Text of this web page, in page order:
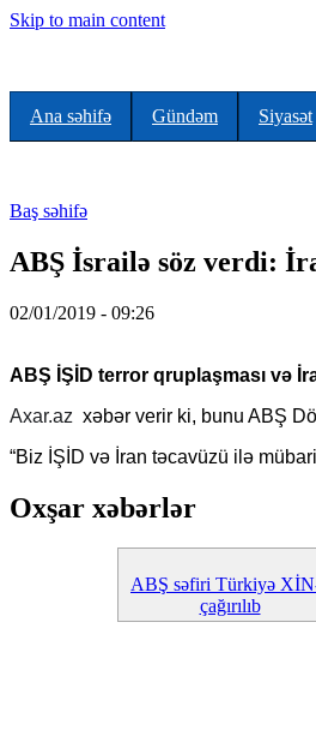
Skip to main content
Ana səhifə Gündəm Siyasət
Baş səhifə
ABŞ İsrailə söz verdi:
02/01/2019 - 09:26
ABŞ İŞİD terror qruplaşması və
Axar.az xəbər verir ki, bunu ABŞ
“Biz İŞİD və İran təcavüzü ilə
Oxşar xəbərlər
ABŞ səfiri Türkiyə
çağırılıb